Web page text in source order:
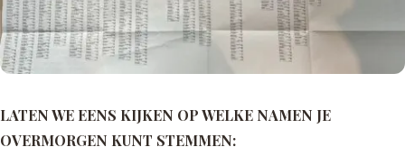
LATEN WE EENS KIJKEN OP WELKE NAMEN JE
OVERMORGEN KUNT STEMMEN: